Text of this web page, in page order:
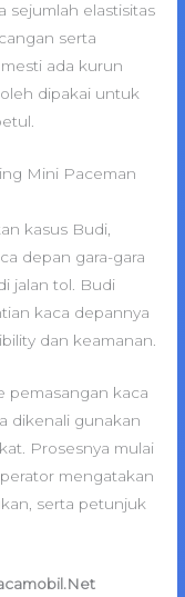
sejumlah elastisitas
serta
ada kurun
dipakai untuk
Mini Paceman
kasus Budi,
depan gara-gara
jalan tol. Budi
kaca depannya
dan keamanan.
pemasangan kaca
dikenali gunakan
Prosesnya mulai
mengatakan
serta petunjuk